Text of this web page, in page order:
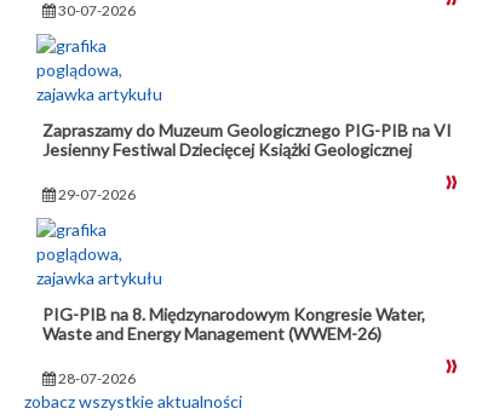
30-07-2026
Zapraszamy do Muzeum Geologicznego PIG-PIB na VI
Jesienny Festiwal Dziecięcej Książki Geologicznej
29-07-2026
PIG-PIB na 8. Międzynarodowym Kongresie Water,
Waste and Energy Management (WWEM-26)
28-07-2026
zobacz wszystkie aktualności